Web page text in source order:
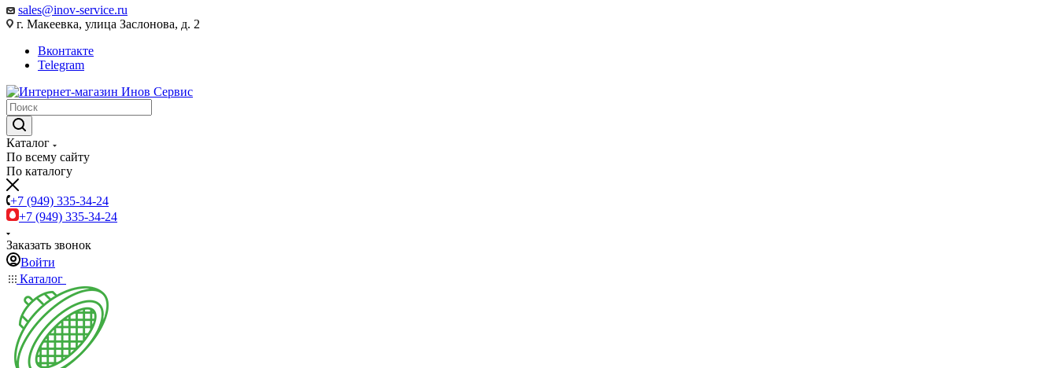
sales@inov-service.ru
г. Макеевка, улица Заслонова, д. 2
Вконтакте
Telegram
Каталог
По всему сайту
По каталогу
+7 (949) 335-34-24
+7 (949) 335-34-24
Заказать звонок
Войти
Каталог